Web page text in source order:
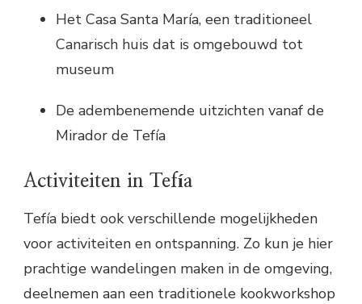
Het Casa Santa María, een traditioneel
Canarisch huis dat is omgebouwd tot
museum
De adembenemende uitzichten vanaf de
Mirador de Tefía
Activiteiten in Tefía
Tefía biedt ook verschillende mogelijkheden
voor activiteiten en ontspanning. Zo kun je hier
prachtige wandelingen maken in de omgeving,
deelnemen aan een traditionele kookworkshop